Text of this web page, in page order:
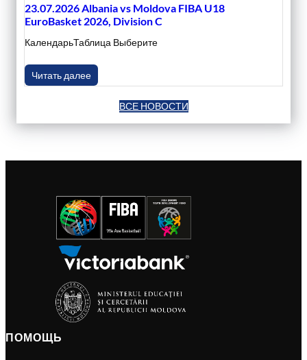
23.07.2026 Albania vs Moldova FIBA U18
EuroBasket 2026, Division C
КалендарьТаблица Выберите
Читать далее
ВСЕ НОВОСТИ
ПОМОЩЬ